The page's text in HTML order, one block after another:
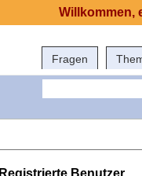
Fragen
Willkommen,